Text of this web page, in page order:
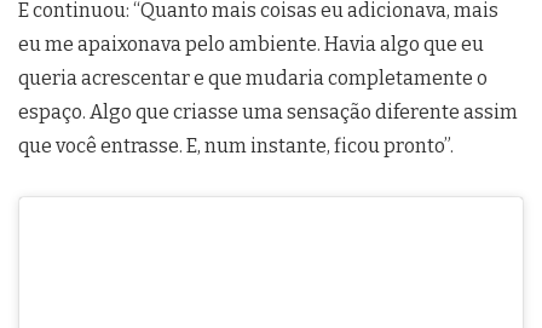
E continuou: “Quanto mais coisas eu adicionava, mais
eu me apaixonava pelo ambiente. Havia algo que eu
queria acrescentar e que mudaria completamente o
espaço. Algo que criasse uma sensação diferente assim
que você entrasse. E, num instante, ficou pronto”.